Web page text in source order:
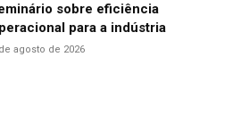
sobre eficiência
para a indústria
agosto de 2026